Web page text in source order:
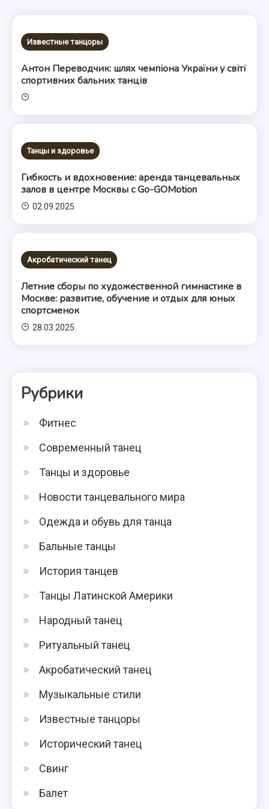
Известные танцоры
Антон Переводчик: шлях чемпіона України у світі
спортивних бальних танців
Танцы и здоровье
Гибкость и вдохновение: аренда танцевальных
залов в центре Москвы с Go-GOMotion
02.09.2025
Акробатический танец
Летние сборы по художественной гимнастике в
Москве: развитие, обучение и отдых для юных
спортсменок
28.03.2025
Рубрики
Фитнес
Современный танец
Танцы и здоровье
Новости танцевального мира
Одежда и обувь для танца
Бальные танцы
История танцев
Танцы Латинской Америки
Народный танец
Ритуальный танец
Акробатический танец
Музыкальные стили
Известные танцоры
Исторический танец
Свинг
Балет